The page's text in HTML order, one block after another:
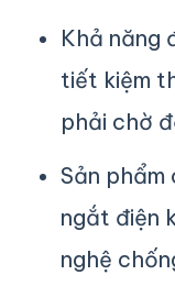
Khả năng
tiết kiệm
phải chờ
Sản
ngắt điện
nghệ